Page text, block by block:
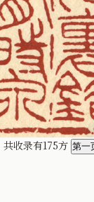
共收录有175方